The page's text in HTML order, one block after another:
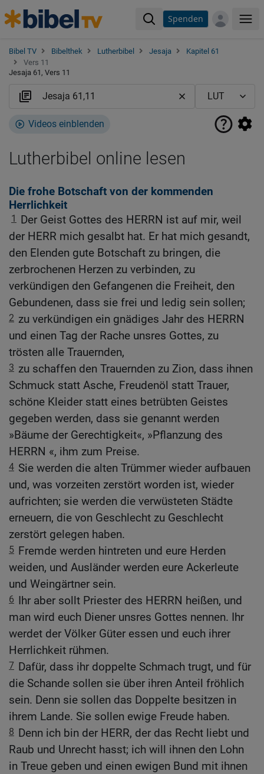
Spenden
Bibel TV Bibelthek Lutherbibel Jesaja
Kapitel 61
Vers 11
Jesaja 61, Vers 11
Videos einblenden
Lutherbibel online lesen
Die frohe Botschaft von der kommenden
Herrlichkeit
1
Der Geist Gottes des HERRN ist auf mir, weil
der HERR mich gesalbt hat. Er hat mich gesandt,
den Elenden gute Botschaft zu bringen, die
zerbrochenen Herzen zu verbinden, zu
verkündigen den Gefangenen die Freiheit, den
Gebundenen, dass sie frei und ledig sein sollen;
2 zu verkündigen ein gnädiges Jahr des HERRN
und einen Tag der Rache unsres Gottes, zu
trösten alle Trauernden,
3 zu schaffen den Trauernden zu Zion, dass ihnen
Schmuck statt Asche, Freudenöl statt Trauer,
schöne Kleider statt eines betrübten Geistes
gegeben werden, dass sie genannt werden
»Bäume der Gerechtigkeit«, »Pflanzung des
HERRN «, ihm zum Preise.
4 Sie werden die alten Trümmer wieder aufbauen
und, was vorzeiten zerstört worden ist, wieder
aufrichten; sie werden die verwüsteten Städte
erneuern, die von Geschlecht zu Geschlecht
zerstört gelegen haben.
5 Fremde werden hintreten und eure Herden
weiden, und Ausländer werden eure Ackerleute
und Weingärtner sein.
6 Ihr aber sollt Priester des HERRN heißen, und
man wird euch Diener unsres Gottes nennen. Ihr
werdet der Völker Güter essen und euch ihrer
Herrlichkeit rühmen.
7 Dafür, dass ihr doppelte Schmach trugt, und für
die Schande sollen sie über ihren Anteil fröhlich
sein. Denn sie sollen das Doppelte besitzen in
ihrem Lande. Sie sollen ewige Freude haben.
8 Denn ich bin der HERR, der das Recht liebt und
Raub und Unrecht hasst; ich will ihnen den Lohn
in Treue geben und einen ewigen Bund mit ihnen